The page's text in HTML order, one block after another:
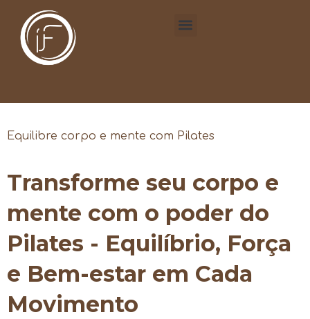
Equilibre corpo e mente com Pilates
Transforme seu corpo e
mente com o poder do
Pilates - Equilíbrio, Força
e Bem-estar em Cada
Movimento